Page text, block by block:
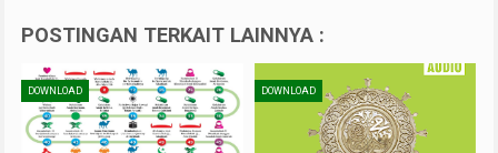
POSTINGAN TERKAIT LAINNYA :
DOWNLOAD DOWNLOAD